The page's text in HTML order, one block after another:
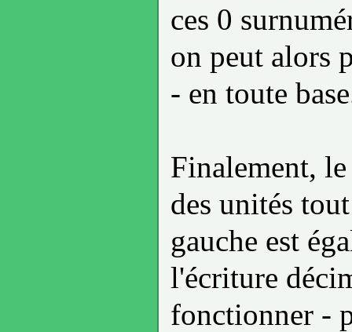
ces 0
on peut alors
- en toute
Finalement,
des unités
gauche est
l'écriture
fonctionner -